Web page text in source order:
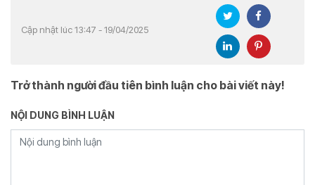
Cập nhật lúc 13:47 - 19/04/2025
Trở thành người đầu tiên bình luận cho bài viết này!
NỘI DUNG BÌNH LUẬN